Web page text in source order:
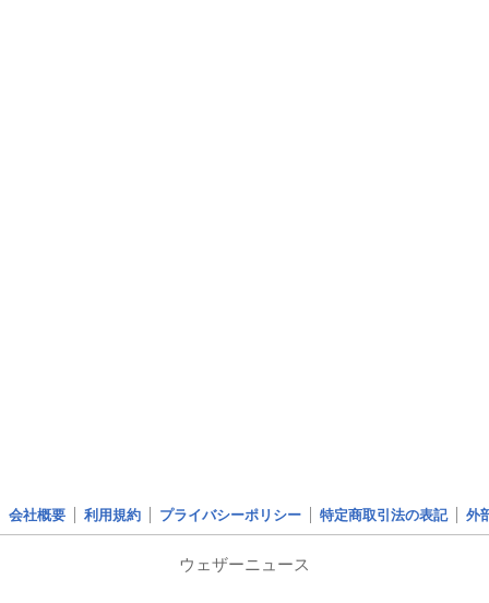
会社概要 利用規約 プライバシーポリシー 特定商取引法の表記 外
ウェザーニュース